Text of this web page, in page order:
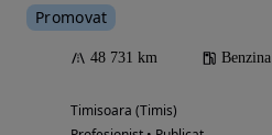
Promovat
48 731 km Benzina
Timisoara (Timis)